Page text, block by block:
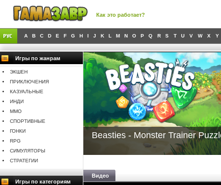
Как это работает?
A B C D E F G H I J K L M N O P Q R S T U V W X Y
Игры по жанрам
ЭКШЕН
ПРИКЛЮЧЕНИЯ
КАЗУАЛЬНЫЕ
ИНДИ
MMO
СПОРТИВНЫЕ
ГОНКИ
RPG
СИМУЛЯТОРЫ
СТРАТЕГИИ
Игры по категориям
Beasties - Monster Trainer
Видео